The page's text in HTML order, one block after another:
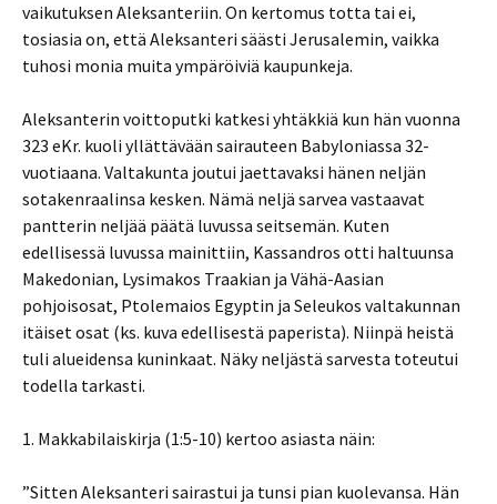
vaikutuksen Aleksanteriin. On kertomus totta tai ei,
tosiasia on, että Aleksanteri säästi Jerusalemin, vaikka
tuhosi monia muita ympäröiviä kaupunkeja.
Aleksanterin voittoputki katkesi yhtäkkiä kun hän vuonna
323 eKr. kuoli yllättävään sairauteen Babyloniassa 32-
vuotiaana. Valtakunta joutui jaettavaksi hänen neljän
sotakenraalinsa kesken. Nämä neljä sarvea vastaavat
pantterin neljää päätä luvussa seitsemän. Kuten
edellisessä luvussa mainittiin, Kassandros otti haltuunsa
Makedonian, Lysimakos Traakian ja Vähä-Aasian
pohjoisosat, Ptolemaios Egyptin ja Seleukos valtakunnan
itäiset osat (ks. kuva edellisestä paperista). Niinpä heistä
tuli alueidensa kuninkaat. Näky neljästä sarvesta toteutui
todella tarkasti.
1. Makkabilaiskirja (1:5-10) kertoo asiasta näin:
”Sitten Aleksanteri sairastui ja tunsi pian kuolevansa. Hän